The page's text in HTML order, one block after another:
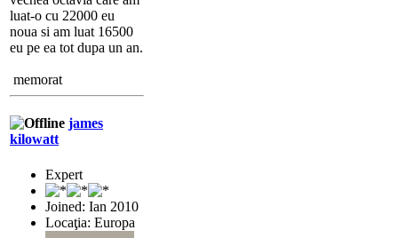
luat-o cu 22000 eu
noua si am luat 16500
eu pe ea tot dupa un an.
memorat
james
kilowatt
Expert
Joined: Ian 2010
Locaţia: Europa